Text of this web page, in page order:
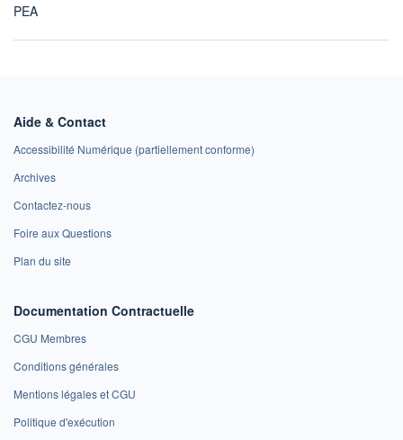
PEA
Aide & Contact
Accessibilité Numérique (partiellement conforme)
Archives
Contactez-nous
Foire aux Questions
Plan du site
Documentation Contractuelle
CGU Membres
Conditions générales
Mentions légales et CGU
Politique d'exécution